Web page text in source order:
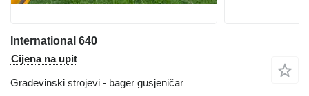
International 640
Cijena na upit
Građevinski strojevi - bager gusjeničar